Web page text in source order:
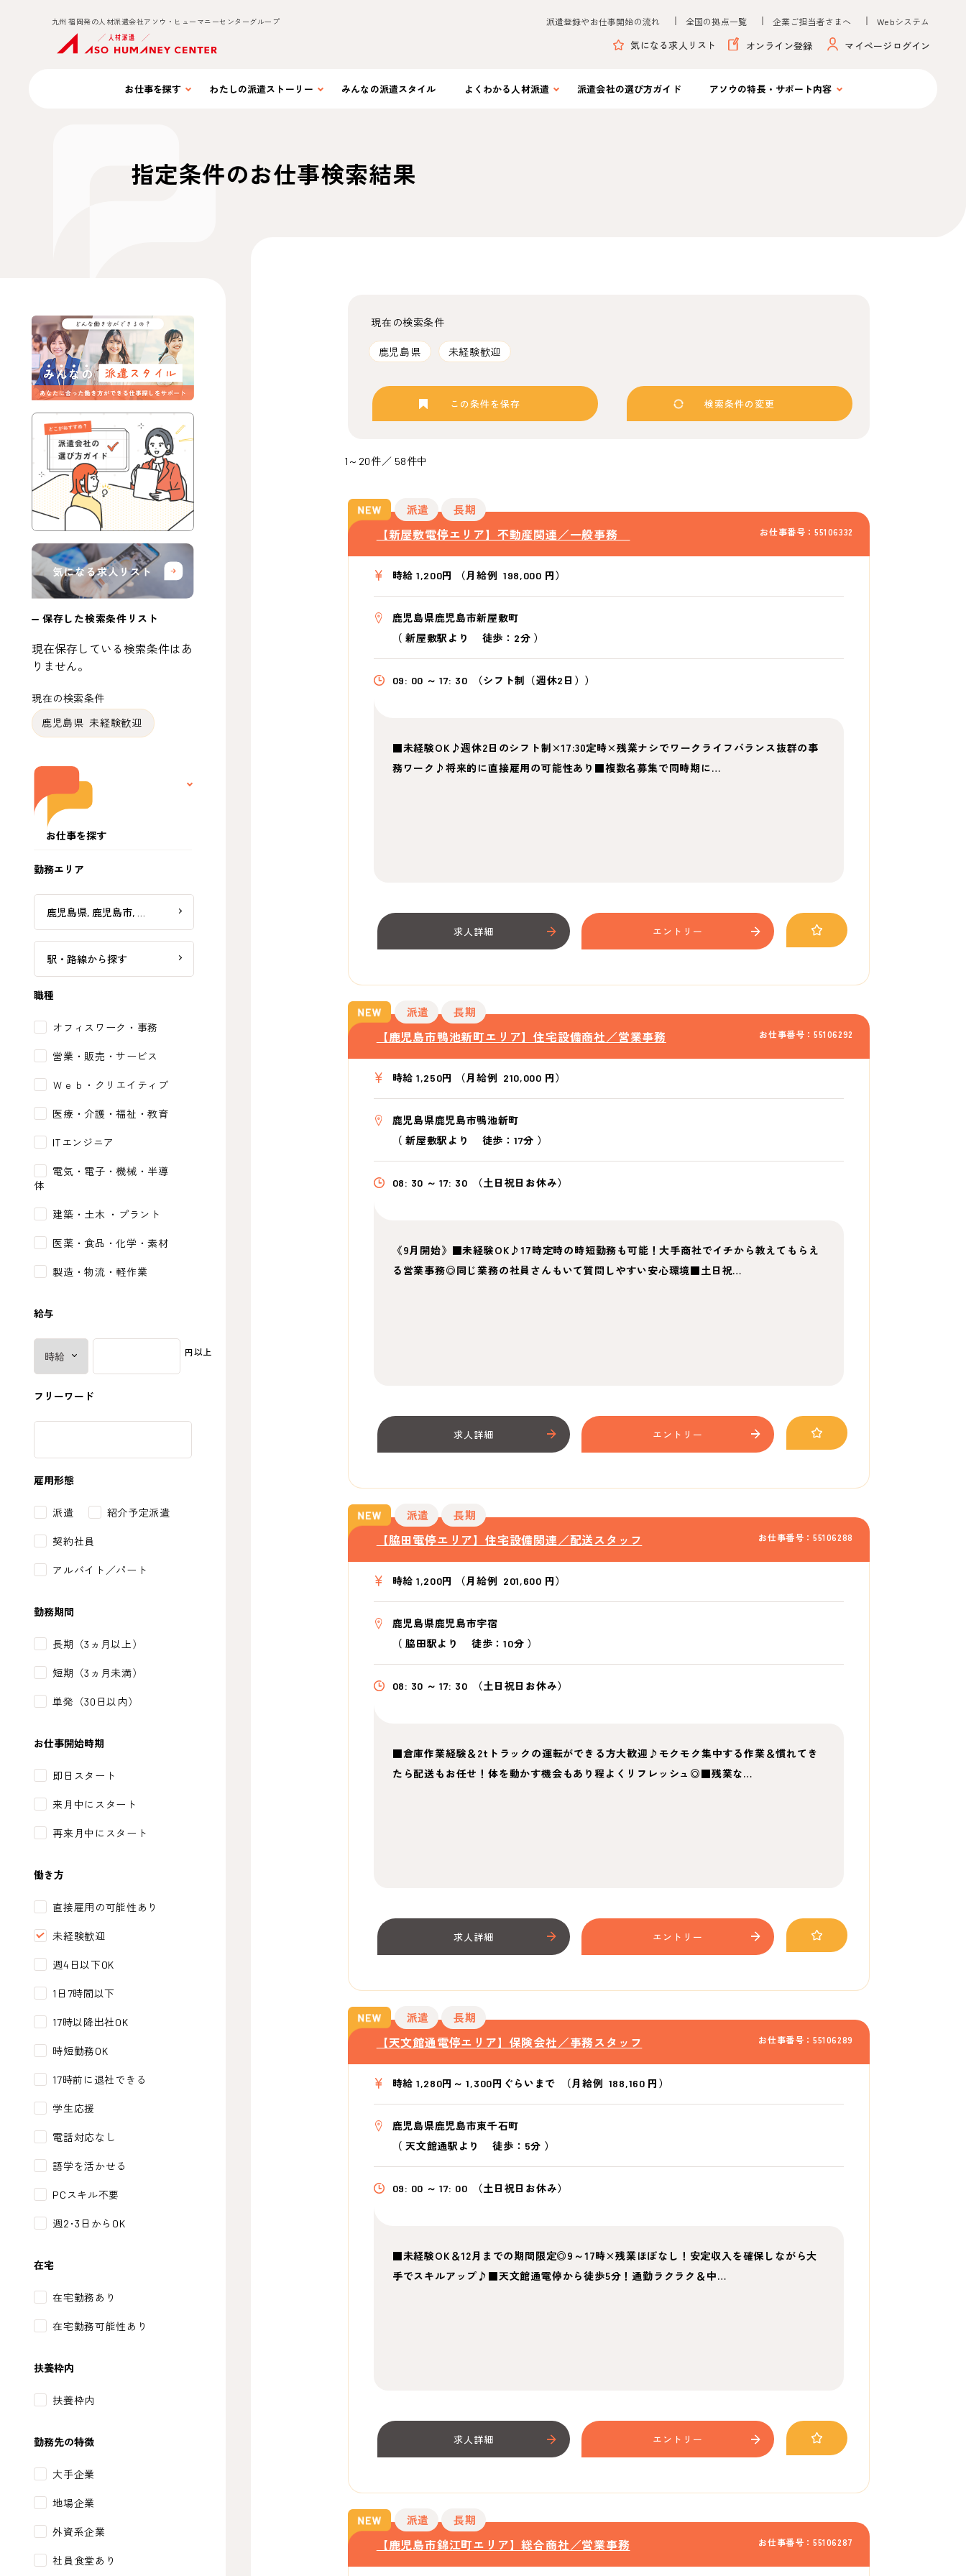
九州 福岡発の人材派遣会社アソウ・ヒューマニーセンターグループ 派遣登録やお仕事開始の流れ 全国の拠点一覧 企業ご担当者さまへ Webシステム
気になる求人リスト オンライン登録 マイページログイン
お仕事を探す わたしの派遣ストーリー みんなの派遣スタイル よくわかる 人材派遣 派遣会社の選び方ガイド アソウの特長・サポート内容
指定条件のお仕事検索結果
保存した検索条件リスト
現在保存している検索条件はあ
りません。
現在の検索条件
鹿児島県 未経験歓迎
お仕事を探す
勤務エリア
鹿児島県, 鹿児島市, …
駅・路線から探す
職種
オフィスワーク・事務
営業・販売・サービス
Ｗｅｂ・クリエイティブ
医療・介護・福祉・教育
ITエンジニア
電気・電子・機械・半導
体
建築・土木 ・プラント
医薬・食品・化学・素材
製造・物流・軽作業
給与
円以上
フリーワード
雇用形態
派遣 紹介予定派遣
契約社員
アルバイト／パート
勤務期間
長期（3ヵ月以上）
短期（3ヵ月未満）
単発（30日以内）
お仕事開始時期
即日スタート
来月中にスタート
再来月中にスタート
働き方
直接雇用の可能性あり
未経験歓迎
週4日以下OK
1日7時間以下
17時以降出社OK
時短勤務OK
17時前に退社できる
学生応援
電話対応なし
語学を活かせる
PCスキル不要
週2･3日からOK
在宅
在宅勤務あり
在宅勤務可能性あり
扶養枠内
扶養枠内
勤務先の特徴
大手企業
地場企業
外資系企業
社員食堂あり
現在の検索条件
鹿児島県 未経験歓迎
この条件を保存 検索条件の変更
1～20件／ 58件中
お仕事番号：55106332
派遣 長期
【新屋敷電停エリア】不動産関連／一般事務
時給 1,200円 （月給例 198,000 円）
鹿児島県鹿児島市新屋敷町
（新屋敷駅より 徒歩：2分 ）
09: 00 ～ 17: 30 （シフト制（週休2日））
■未経験OK♪週休2日のシフト制×17:30定時×残業ナシでワークライフバランス抜群の事
務ワーク♪将来的に直接雇用の可能性あり■複数名募集で同時期に…
求人詳細 エントリー
お仕事番号：55106292
派遣 長期
【鹿児島市鴨池新町エリア】住宅設備商社／営業事務
時給 1,250円 （月給例 210,000 円）
鹿児島県鹿児島市鴨池新町
（新屋敷駅より 徒歩：17分 ）
08: 30 ～ 17: 30 （土日祝日お休み）
《9月開始》■未経験OK♪17時定時の時短勤務も可能！大手商社でイチから教えてもらえ
る営業事務◎同じ業務の社員さんもいて質問しやすい安心環境■土日祝…
求人詳細 エントリー
お仕事番号：55106288
派遣 長期
【脇田電停エリア】住宅設備関連／配送スタッフ
時給 1,200円 （月給例 201,600 円）
鹿児島県鹿児島市宇宿
（脇田駅より徒歩：10分 ）
08: 30 ～ 17: 30 （土日祝日お休み）
■倉庫作業経験＆2tトラックの運転ができる方大歓迎♪モクモク集中する作業＆慣れてき
たら配送もお任せ！体を動かす機会もあり程よくリフレッシュ◎■残業な…
求人詳細 エントリー
お仕事番号：55106289
派遣 長期
【天文館通電停エリア】保険会社／事務スタッフ
時給 1,280円～ 1,300円ぐらいまで （月給例 188,160 円）
鹿児島県鹿児島市東千石町
（ 天文館通駅より徒歩：5分 ）
09: 00 ～ 17: 00 （土日祝日お休み）
■未経験OK＆12月までの期間限定◎9～17時×残業ほぼなし！安定収入を確保しながら大
手でスキルアップ♪■天文館通電停から徒歩5分！通勤ラクラク＆中…
求人詳細 エントリー
お仕事番号：55106287
派遣 長期
【鹿児島市錦江町エリア】総合商社／営業事務